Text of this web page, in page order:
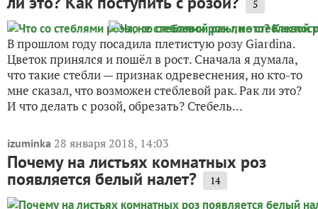
5
В прошлом году посадила плетистую розу Giardina.
Цветок принялся и пошёл в рост. Сначала я думала,
что такие стебли — признак одревеснения, но кто-то
мне сказал, что возможен стеблевой рак. Рак ли это?
И что делать с розой, обрезать? Стебель...
izuminka 28 января 2018, 14:03
Почему на листьях комнатных роз
появляется белый налет? 14